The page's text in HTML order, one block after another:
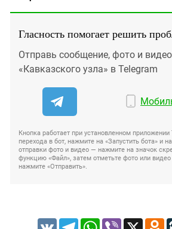
Гласность помогает решить
Отправь сообщение, фото и
«Кавказского узла» в Telegram
Кнопка работает при установленном
перехода в бот, нажмите на «Запустить бота» и
отправки фото и видео — нажмите на значок
функцию «Файл», затем отметьте фото или видео
нажмите «Отправить».
VK TelegramWhatsApp
Viber X